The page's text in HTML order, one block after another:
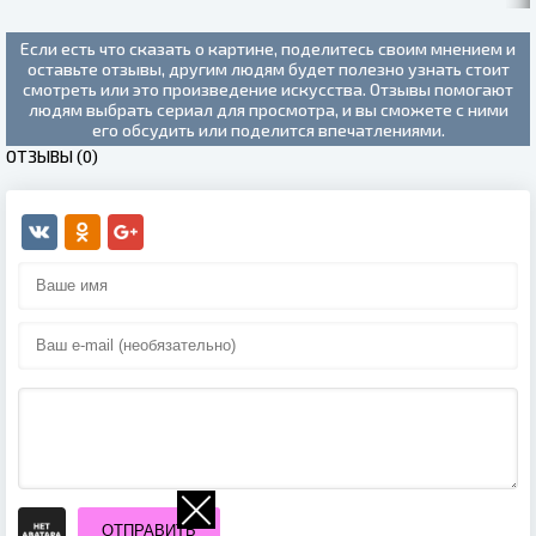
Если есть что сказать о картине, поделитесь своим мнением и
оставьте отзывы, другим людям будет полезно узнать стоит
смотреть или это произведение искусства. Отзывы помогают
людям выбрать сериал для просмотра, и вы сможете с ними
его обсудить или поделится впечатлениями.
ОТЗЫВЫ (0)
ОТПРАВИТЬ